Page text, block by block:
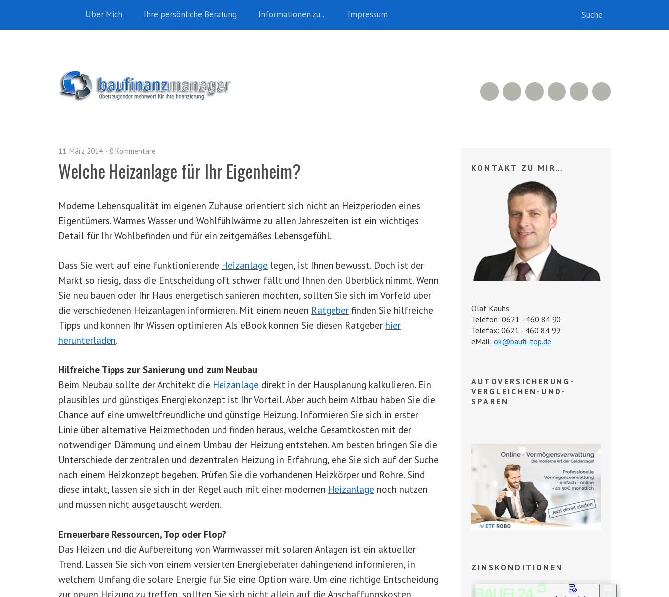
Über Mich Ihre persönliche Beratung Informationen zu… Impressum
Facebook
500px
LinkedIn
Xing
RSS Feed
11. März 2014 0 Kommentare
Welche Heizanlage für Ihr Eigenheim?
Moderne Lebensqualität im eigenen Zuhause orientiert sich nicht an Heizperioden eines
Eigentümers. Warmes Wasser und Wohlfühlwärme zu allen Jahreszeiten ist ein wichtiges
Detail für Ihr Wohlbefinden und für ein zeitgemäßes Lebensgefühl.
Dass Sie wert auf eine funktionierende Heizanlage legen, ist Ihnen bewusst. Doch ist der
Markt so riesig, dass die Entscheidung oft schwer fällt und Ihnen den Überblick nimmt. Wenn
Sie neu bauen oder Ihr Haus energetisch sanieren möchten, sollten Sie sich im Vorfeld über
die verschiedenen Heizanlagen informieren. Mit einem neuen Ratgeber finden Sie hilfreiche
Tipps und können Ihr Wissen optimieren. Als eBook können Sie diesen Ratgeber hier
herunterladen.
Hilfreiche Tipps zur Sanierung und zum Neubau
Beim Neubau sollte der Architekt die Heizanlage direkt in der Hausplanung kalkulieren. Ein
plausibles und günstiges Energiekonzept ist Ihr Vorteil. Aber auch beim Altbau haben Sie die
Chance auf eine umweltfreundliche und günstige Heizung. Informieren Sie sich in erster
Linie über alternative Heizmethoden und finden heraus, welche Gesamtkosten mit der
notwendigen Dämmung und einem Umbau der Heizung entstehen. Am besten bringen Sie die
Unterschiede der zentralen und dezentralen Heizung in Erfahrung, ehe Sie sich auf der Suche
nach einem Heizkonzept begeben. Prüfen Sie die vorhandenen Heizkörper und Rohre. Sind
diese intakt, lassen sie sich in der Regel auch mit einer modernen Heizanlage noch nutzen
und müssen nicht ausgetauscht werden.
Erneuerbare Ressourcen, Top oder Flop?
Das Heizen und die Aufbereitung von Warmwasser mit solaren Anlagen ist ein aktueller
Trend. Lassen Sie sich von einem versierten Energieberater dahingehend informieren, in
welchem Umfang die solare Energie für Sie eine Option wäre. Um eine richtige Entscheidung
zur neuen Heizung zu treffen, sollten Sie sich nicht allein auf die Anschaffungskosten
KONTAKT ZU MIR…
Olaf Kauhs
Telefon: 0621 - 460 84 90
Telefax: 0621 - 460 84 99
eMail: ok@baufi-top.de
AUTOVERSICHERUNG-
VERGLEICHEN-UND-
SPAREN
ZINSKONDITIONEN